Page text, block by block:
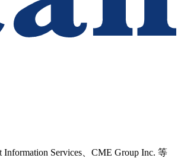
Services、CME Group Inc. 等